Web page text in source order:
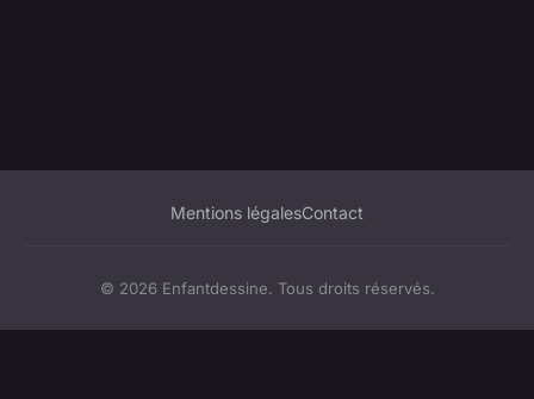
Mentions légalesContact
© 2026 Enfantdessine. Tous droits réservés.